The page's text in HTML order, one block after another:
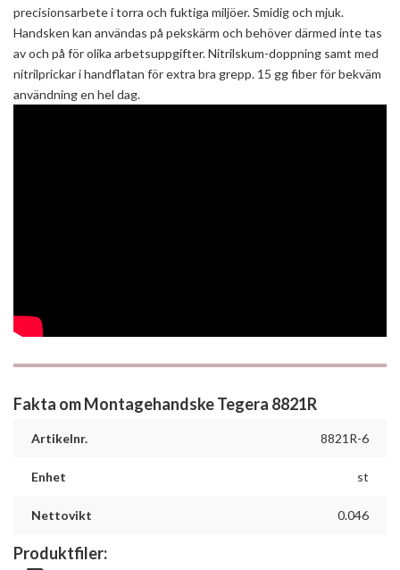
precisionsarbete i torra och fuktiga miljöer. Smidig och mjuk.
Handsken kan användas på pekskärm och behöver därmed inte tas
av och på för olika arbetsuppgifter. Nitrilskum-doppning samt med
nitrilprickar i handflatan för extra bra grepp. 15 gg fiber för bekväm
användning en hel dag.
Fakta om Montagehandske Tegera 8821R
Artikelnr. 8821R-6
Enhet st
Nettovikt 0.046
Produktfiler: